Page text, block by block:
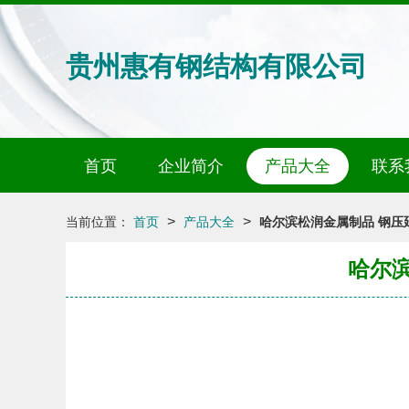
贵州惠有钢结构有限公司
首页 企业简介 产品大全 联系
当前位置： 首页 > 产品大全 > 哈尔滨松润金属制品 钢
哈尔